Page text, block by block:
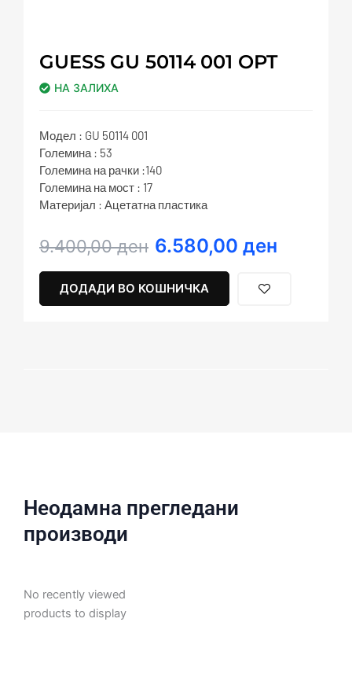
GUESS GU 50114 001 OPT
НА ЗАЛИХА
Модел : GU 50114 001
Големина : 53
Големина на рачки :140
Големина на мост : 17
Материјал : Ацетатна пластика
9.400,00ден
Original
was:
9.400,00 ден.
6.580,00 ден
Current
6.580,00 ден.
ДОДАДИ ВО КОШНИЧКА
Неодамна прегледани
производи
No recently viewed
products to display